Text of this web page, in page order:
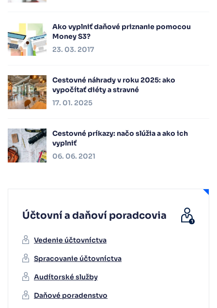
Ako vyplniť daňové priznanie pomocou
Money S3?
23. 03. 2017
Cestovné náhrady v roku 2025: ako
vypočítať diéty a stravné
17. 01. 2025
Cestovné príkazy: načo slúžia a ako ich
vyplniť
06. 06. 2021
Účtovní a daňoví poradcovia
Vedenie účtovníctva
Spracovanie účtovníctva
Audítorské služby
Daňové poradenstvo